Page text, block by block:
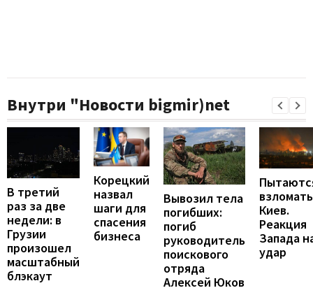
Внутри "Новости bigmir)net
В третий
раз за две
недели: в
Грузии
произошел
масштабный
блэкаут
Корецкий
назвал
шаги для
спасения
бизнеса
Вывозил тела
погибших:
погиб
руководитель
поискового
отряда
Алексей Юков
взломать
Киев.
Реакция
Запада
удар